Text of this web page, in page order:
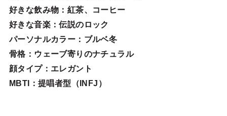
好きな飲み物：紅茶、コーヒー
好きな音楽：伝説のロック
パーソナルカラー：ブルベ冬
骨格：ウェーブ寄りのナチュラル
顔タイプ：エレガン ト
MBTI：提唱者型（INFJ）